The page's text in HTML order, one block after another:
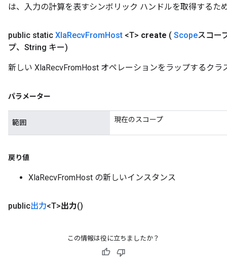
は、入力の計算を表すシンボリック ハンドルを取得するた
public static XlaRecvFromHost <T> create ( Scopeスコー
プ、String キー)
新しい XlaRecvFromHost オペレーションをラップするク
パラメーター
範囲 現在のスコープ
戻り値
XlaRecvFromHost の新しいインスタンス
public出力<T>出力()
この情報は役に立ちましたか？